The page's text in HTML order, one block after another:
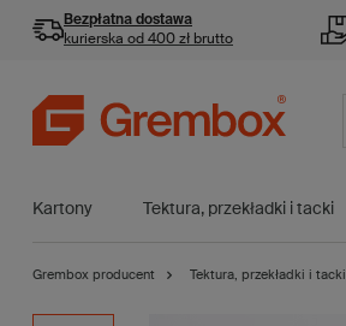
Bezpłatna dostawa
kurierska od 400 zł brutto
Kartony Tektura, przekładki i tacki
Grembox producent Tektura, przekładki i tacki